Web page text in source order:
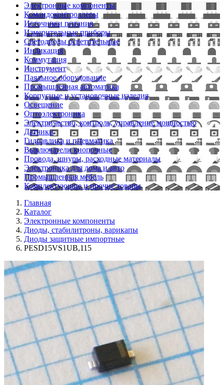
Электронные компоненты
Командоконтроллеры
Источники питания
Измерительные приборы
Светодиоды осветительные
Индикация
Коммутация
Инструмент
Паяльное оборудование
Промышленная автоматика
Корпусные и установочные изделия
Освещение
Оптоэлектроника
Электричество, контроль, управление мощностью
Датчики
Гидравлика и пневматика
Выключатели кнопочные
Провода, шнуры, расходные материалы
Электроника для дома и авто
Промышленная мебель
Комплектующие и прочие товары
Главная
Каталог
Электронные компоненты
Диоды, стабилитроны, варикапы
Диоды защитные импортные
PESD15VS1UB,115